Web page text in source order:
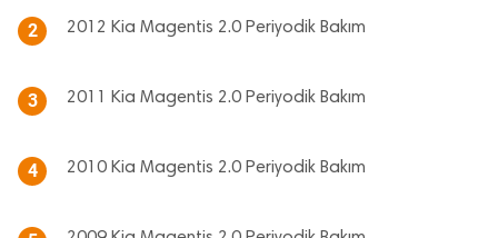
2 2012 Kia Magentis 2.0 Periyodik Bakım
3 2011 Kia Magentis 2.0 Periyodik Bakım
4 2010 Kia Magentis 2.0 Periyodik Bakım